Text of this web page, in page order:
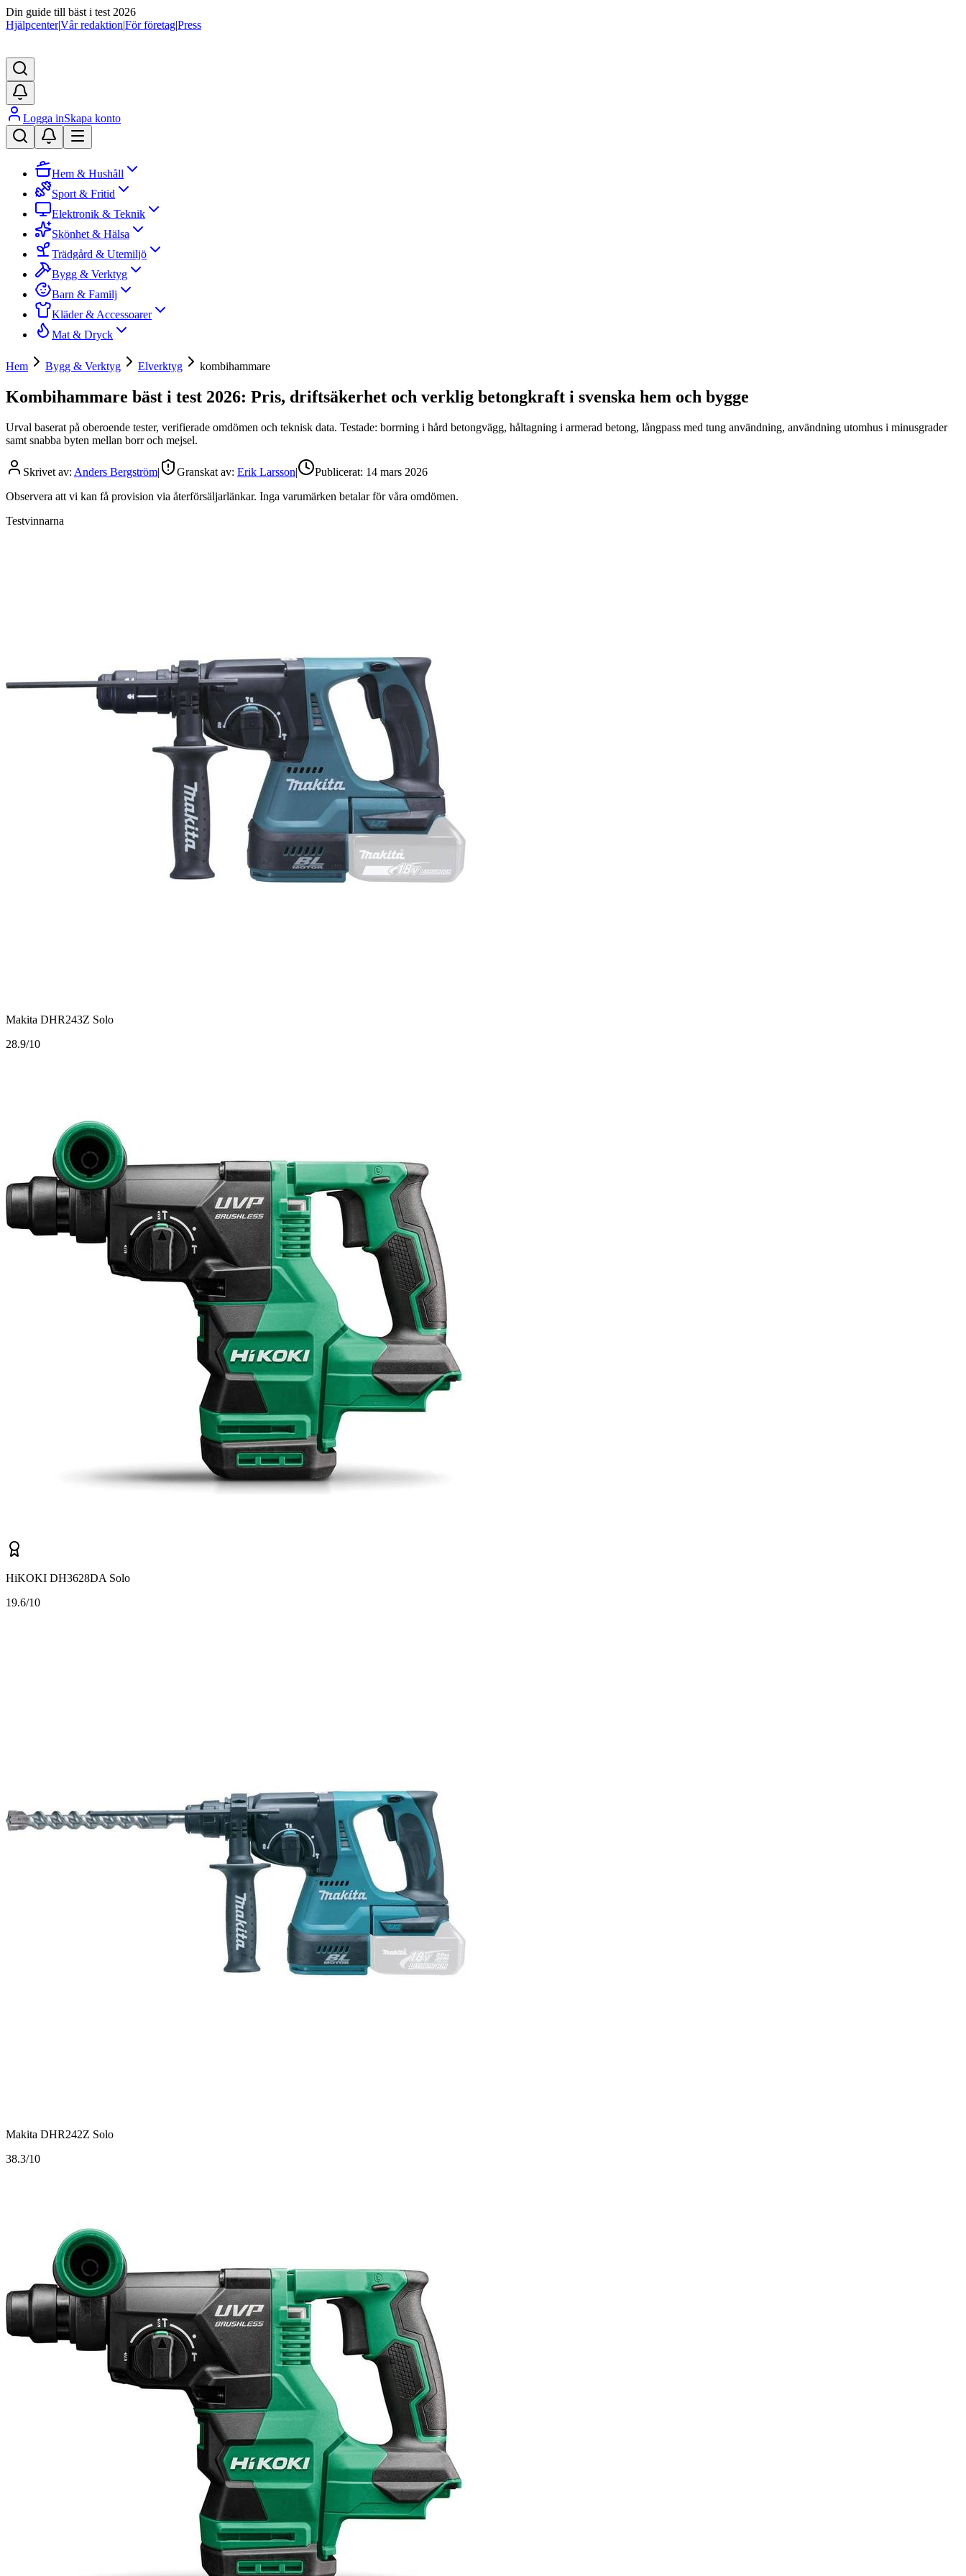
Din guide till bäst i test 2026
Hjälpcenter|Vår redaktion|För företag|Press
Logga inSkapa konto
Hem & Hushåll
Sport & Fritid
Elektronik & Teknik
Skönhet & Hälsa
Trädgård & Utemiljö
Bygg & Verktyg
Barn & Familj
Kläder & Accessoarer
Mat & Dryck
Hem Bygg & Verktyg Elverktyg kombihammare
Kombihammare bäst i test 2026: Pris, driftsäkerhet och verklig betongkraft i svenska hem och bygge
Urval baserat på oberoende tester, verifierade omdömen och teknisk data. Testade: borrning i hård betongvägg, håltagning i armerad betong, långpass med tung användning, användning utomhus i minusgrader
samt snabba byten mellan borr och mejsel.
Skrivet av: Anders Bergström| Granskat av: Erik Larsson| Publicerat: 14 mars 2026
Observera att vi kan få provision via återförsäljarlänkar. Inga varumärken betalar för våra omdömen.
Testvinnarna
Makita DHR243Z Solo
28.9/10
HiKOKI DH3628DA Solo
19.6/10
Makita DHR242Z Solo
38.3/10